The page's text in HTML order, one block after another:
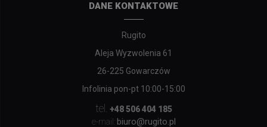
DANE KONTAKTOWE
Rugito
Aleja Wyzwolenia 61
26-225 Gowarczów
Infolinia pon-pt 10:00-15:00
tel. +48 506 404 185
e-mail: biuro@rugito.pl